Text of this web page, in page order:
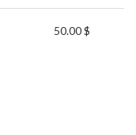
50.00 $